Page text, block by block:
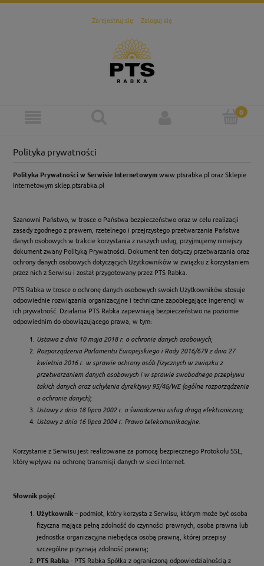
Zarejestruj się Zaloguj się
Polityka prywatności
Polityka Prywatności w Serwisie Internetowymwww.ptsrabka.pl oraz Sklepie
Internetowym sklep.ptsrabka.pl
Szanowni Państwo, w trosce o Państwa bezpieczeństwo oraz w celu realizacji
zasady zgodnego z prawem, rzetelnego i przejrzystego przetwarzania Państwa
danych osobowych w trakcie korzystania z naszych usług, przyjmujemy niniejszy
dokument zwany Polityką Prywatności. Dokument ten dotyczy przetwarzania oraz
ochrony danych osobowych dotyczących Użytkowników w związku z korzystaniem
przez nich z Serwisu i został przygotowany przez PTS Rabka.
PTS Rabka w trosce o ochronę danych osobowych swoich Użytkowników stosuje
odpowiednie rozwiązania organizacyjne i techniczne zapobiegające ingerencji w
ich prywatność. Działania PTS Rabka zapewniają bezpieczeństwo na poziomie
odpowiednim do obowiązującego prawa, w tym:
Ustawa z dnia 10 maja 2018 r. o ochronie danych osobowych;
Rozporządzenia Parlamentu Europejskiego i Rady 2016/679 z dnia 27
kwietnia 2016 r. w sprawie ochrony osób fizycznych w związku z
przetwarzaniem danych osobowych i w sprawie swobodnego przepływu
takich danych oraz uchylenia dyrektywy 95/46/WE (ogólne rozporządzenie
o ochronie danych);
Ustawy z dnia 18 lipca 2002 r. o świadczeniu usług drogą elektroniczną;
Ustawy z dnia 16 lipca 2004 r. Prawo telekomunikacyjne.
Korzystanie z Serwisu jest realizowane za pomocą bezpiecznego Protokołu SSL,
który wpływa na ochronę transmisji danych w sieci Internet.
Słownik pojęć
Użytkownik– podmiot, który korzysta z Serwisu, którym może być osoba
fizyczna mająca pełną zdolność do czynności prawnych, osoba prawna lub
jednostka organizacyjna niebędąca osobą prawną, której przepisy
szczególne przyznają zdolność prawną;
PTS Rabka- PTS Rabka Spółka z ograniczoną odpowiedzialnością z